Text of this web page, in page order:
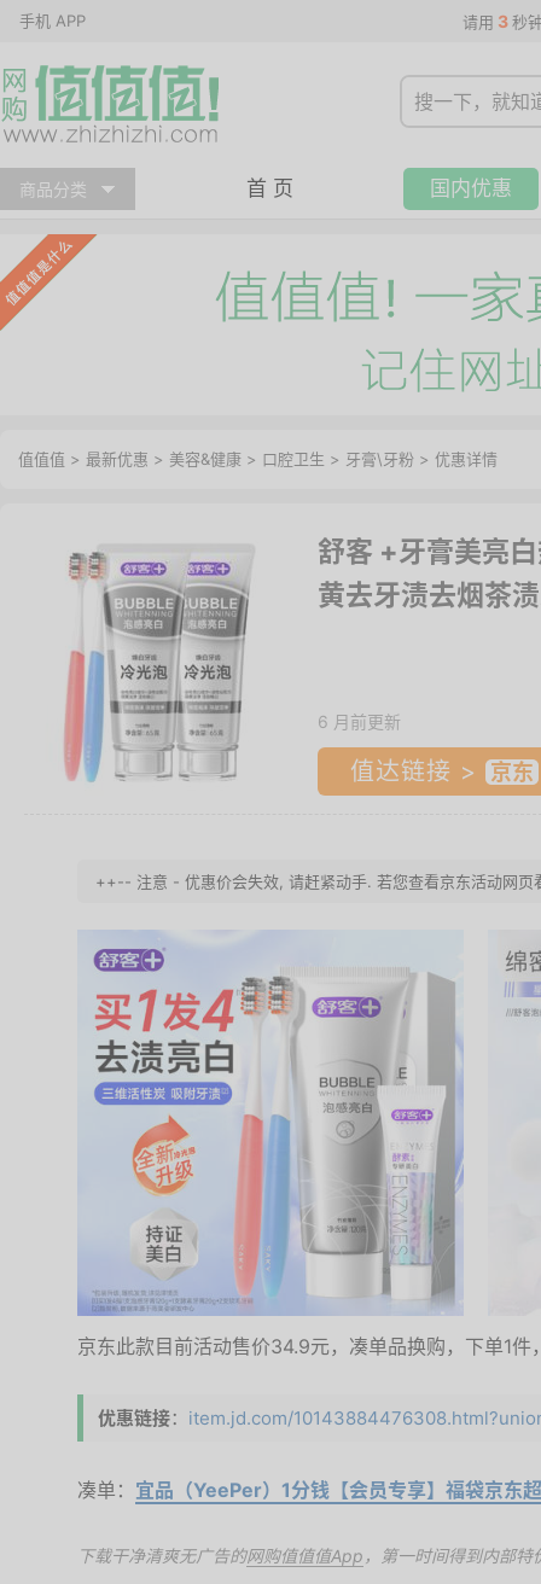
手机 APP 请用 3 秒
商品分类 首 页 国内优惠
值值值 > 最新优惠 > 美容&健康 > 口腔卫生 > 牙膏\牙粉 > 优惠详情
舒客 +牙膏美亮
黄去牙渍去烟茶
6 月前更新
值达链接 >
++-- 注意 - 优惠价会失效, 请赶紧动手. 若您查看京东活动网
京东此款目前活动售价34.9元，凑单品换购，下单1
优惠链接： item.jd.com/
凑单： 宜品（YeePer）1分钱【会员专享】福袋京东
下载干净清爽无广告的网购值值值App ，第一时间得到内部特